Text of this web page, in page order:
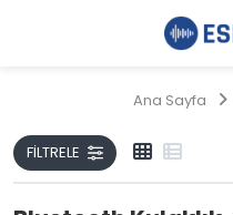
Ana Sayfa
FILTRELE